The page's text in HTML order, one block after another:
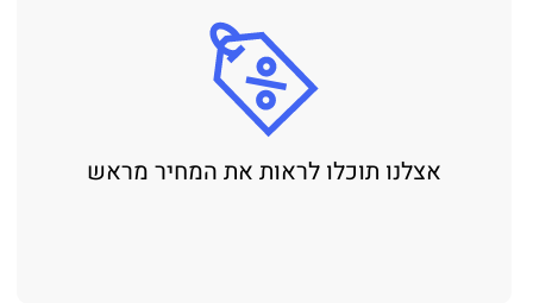
אצלנו תוכלו לראות את המחיר מראש